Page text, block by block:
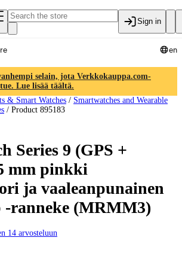
Sign in
en
selain, jota Verkkokauppa.com-
Lue lisää täältä.
& Smart Watches / Smartwatches and Wearable
/ Product 895183
Series 9 (GPS +
mm pinkki
ja vaaleanpunainen
-ranneke (MRMM3)
14 arvosteluun